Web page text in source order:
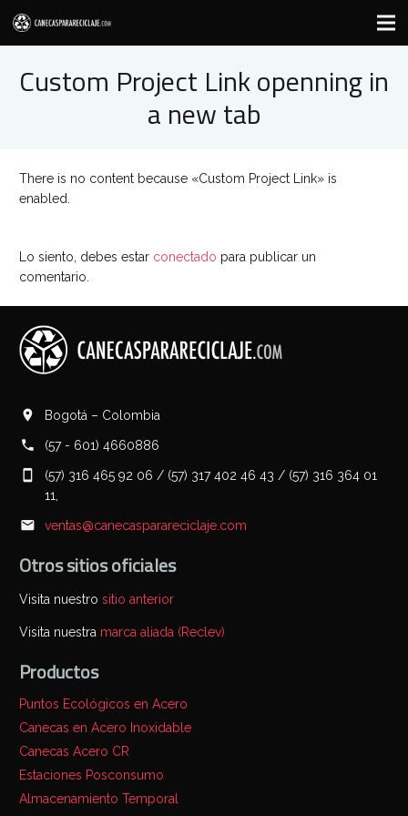
Custom Project Link openning in
a new tab
There is no content because «Custom Project Link» is
enabled.
Lo siento, debes estar conectado para publicar un
comentario.
Bogotá – Colombia
(57 - 601) 4660886
(57) 316 465 92 06 / (57) 317 402 46 43 / (57) 316 364 01
11,
ventas@canecasparareciclaje.com
Otros sitios oficiales
Visita nuestro sitio anterior
Visita nuestra marca aliada (Reclev)
Productos
Puntos Ecológicos en Acero
Canecas en Acero Inoxidable
Canecas Acero CR
Estaciones Posconsumo
Almacenamiento Temporal